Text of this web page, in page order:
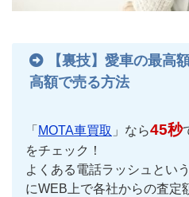
【裏技】愛車の最高
高額で売る方法
「 MOTA車買取 」なら45秒
をチェック！
よくある電話ラッシュとい
にWEB上で各社からの査定